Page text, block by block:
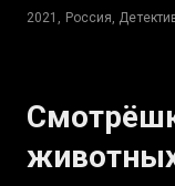
2021, Россия,